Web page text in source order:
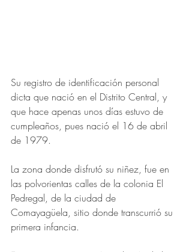
Su registro de identificación personal
dicta que nació en el Distrito Central, y
que hace apenas unos días estuvo de
cumpleaños, pues nació el 16 de abril
de 1979.
La zona donde disfrutó su niñez, fue en
las polvorientas calles de la colonia El
Pedregal, de la ciudad de
Comayagüela, sitio donde transcurrió su
primera infancia.